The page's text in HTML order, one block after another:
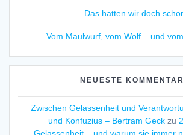
Das hatten wir doch
Vom Maulwurf, vom Wolf – und
NEUESTE
Zwischen Gelassenheit und
und Konfuzius – Bertram Geckzu